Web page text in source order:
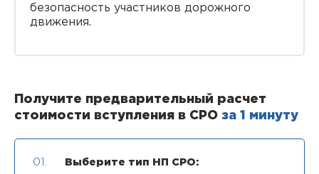
безопасность участников дорожного
движения.
Получите предварительный расчет
стоимости вступления в СРО за 1 минуту
01. Выберите тип НП СРО: